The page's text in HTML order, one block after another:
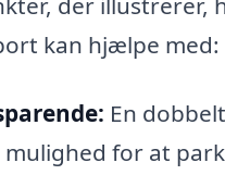
kan hjælpe med:
En
mulighed for at